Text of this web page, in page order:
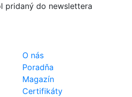
pridaný do newslettera
O nás
Poradňa
Magazín
Certifikáty